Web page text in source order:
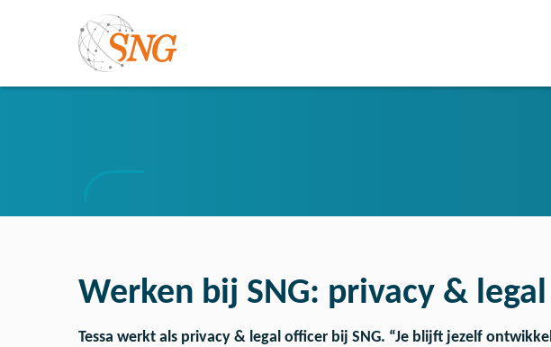
Werken bij SNG: privacy & legal
Tessa werkt als privacy & legal officer bij SNG. “Je blijft jezelf